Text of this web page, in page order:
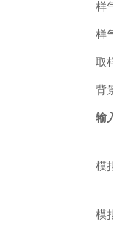
样
样
取
背
输
模
模